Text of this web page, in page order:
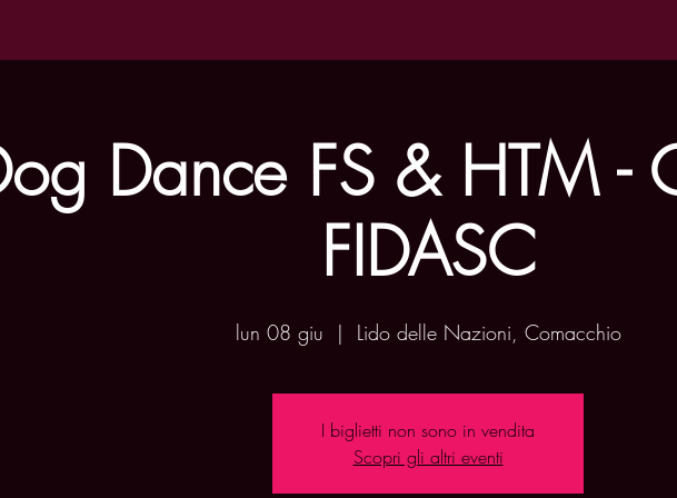
Dance FS & HTM -
FIDASC
lun 08 giu
  |
Lido delle Nazioni, Comacchio
I biglietti non sono in vendita
Scopri gli altri eventi